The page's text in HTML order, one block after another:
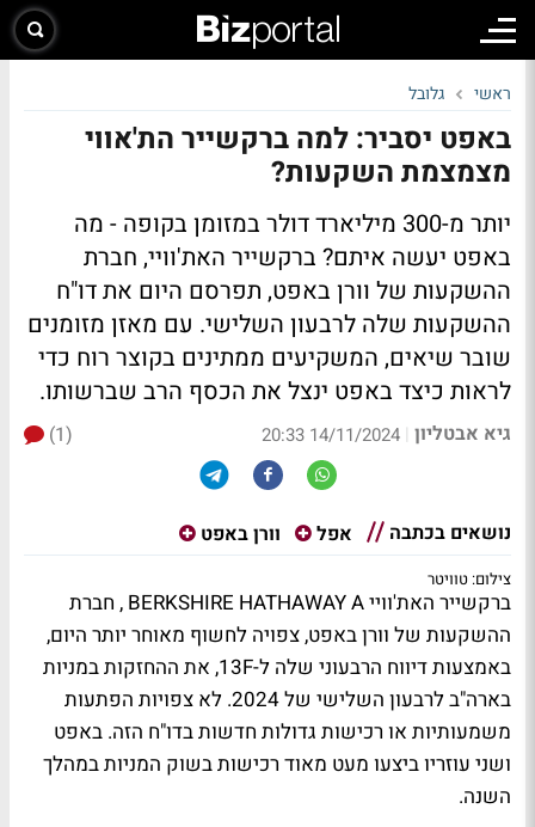
ראשי גלובל
באפט יסביר: למה ברקשייר הת'אווי
מצמצמת השקעות?
יותר מ-300 מיליארד דולר במזומן בקופה - מה
באפט יעשה איתם? ברקשייר האת'וויי, חברת
ההשקעות של וורן באפט, תפרסם היום את דו"ח
ההשקעות שלה לרבעון השלישי. עם מאזן מזומנים
שובר שיאים, המשקיעים ממתינים בקוצר רוח כדי
לראות כיצד באפט ינצל את הכסף הרב שברשותו.
גיא אבטליון |
14/11/2024 20:33
(1)
נושאים בכתבה אפל וורן באפט
צילום: טוויטר
ברקשייר האת'וויי BERKSHIRE HATHAWAY A , חברת
ההשקעות של וורן באפט, צפויה לחשוף מאוחר יותר היום,
באמצעות דיווח הרבעוני שלה ל-13F, את ההחזקות במניות
בארה"ב לרבעון השלישי של 2024. לא צפויות הפתעות
משמעותיות או רכישות גדולות חדשות בדו"ח הזה. באפט
ושני עוזריו ביצעו מעט מאוד רכישות בשוק המניות במהלך
השנה.